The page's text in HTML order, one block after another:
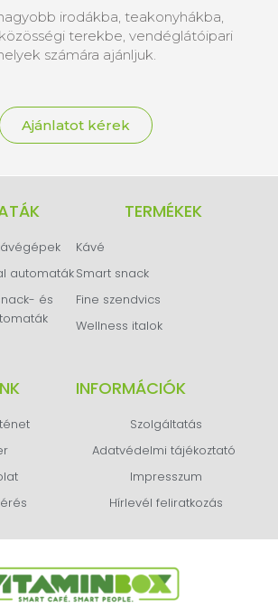
irodákba, teakonyhákba,
terekbe, vendéglátóipari
számára ajánljuk.
Ajánlatot kérek
automaták
és
TERMÉKEK
Kávé
Smart snack
Fine szendvics
Wellness italok
INFORMÁCIÓK
Szolgáltatás
Adatvédelmi tájékoztató
Impresszum
Hírlevél feliratkozás